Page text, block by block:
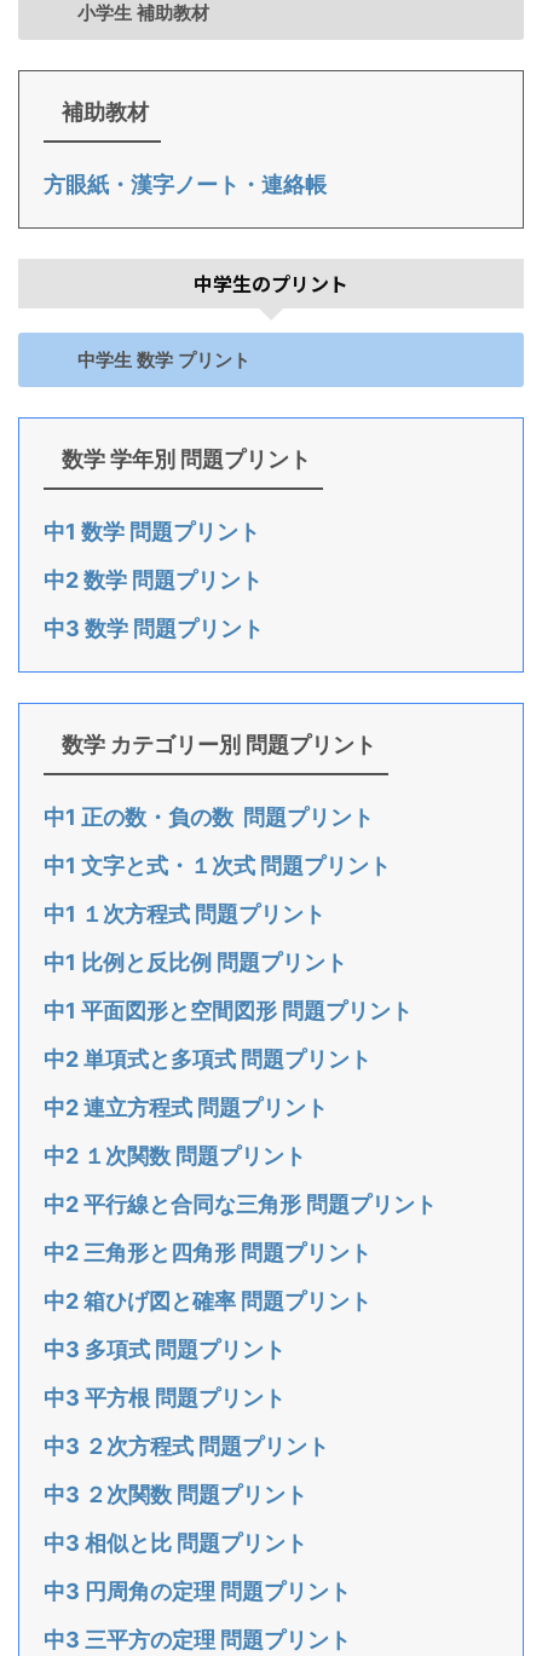
小学生 補助教材
補助教材
方眼紙・漢字ノート・連絡帳
中学生のプリント
中学生 数学 プリント
数学 学年別 問題プリント
中1 数学 問題プリント
中2 数学 問題プリント
中3 数学 問題プリント
数学 カテゴリー別 問題プリント
中1 正の数・負の数 問題プリント
中1 文字と式・１次式 問題プリント
中1 １次方程式 問題プリント
中1 比例と反比例 問題プリント
中1 平面図形と空間図形 問題プリント
中2 単項式と多項式 問題プリント
中2 連立方程式 問題プリント
中2 １次関数 問題プリント
中2 平行線と合同な三角形 問題プリント
中2 三角形と四角形 問題プリント
中2 箱ひげ図と確率 問題プリント
中3 多項式 問題プリント
中3 平方根 問題プリント
中3 ２次方程式 問題プリント
中3 ２次関数 問題プリント
中3 相似と比 問題プリント
中3 円周角の定理 問題プリント
中3 三平方の定理 問題プリント